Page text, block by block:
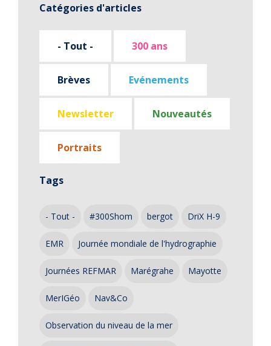
Catégories d'articles
- Tout - 300 ans
Brèves Evénements
Newsletter Nouveautés
Portraits
Tags
- Tout - #300Shom bergot DriX H-9
EMR Journée mondiale de l'hydrographie
Journées REFMAR Marégrahe Mayotte
MerIGéo Nav&Co
Observation du niveau de la mer